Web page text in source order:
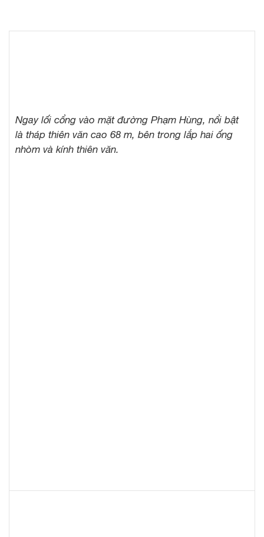
Ngay lối cổng vào mặt đường Phạm Hùng, nổi bật
là tháp thiên văn cao 68 m, bên trong lắp hai ống
nhòm và kính thiên văn.